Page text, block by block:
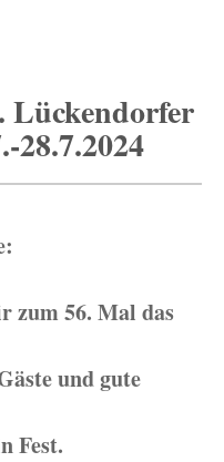
Lückendorfer
28.7.2024
zum 56. Mal das
und gute
Fest.